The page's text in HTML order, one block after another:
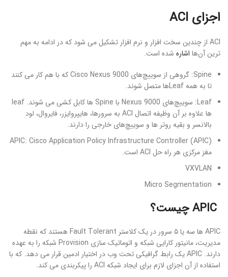
اجزای ACI
ACI از چندین سخت افزار و نرم افزار تشکیل می شود که در ادامه به مهم
ترین آن‌ها اشاره شده است.
Spine: گروهی از سوییچ‌های Cisco Nexus 9000 که با هم کار می کنند
تا به همه Leaf‌ها متصل شوند.
Leaf: سوییچ‌های Nexus 9000 با Spine ها کابل کشی می شوند. leaf
ها علاوه بر آن وظیفه اتصال ACI به سرورها، هایپروایزر، فایروال، لود
بالانسر و بقیه روتر ها و سوییچ‌های خارجی را دارند.
APIC: Cisco Application Policy Infrastructure Controller (APIC)
مغز مرکزی هر راه حل ACI است.
VXVLAN
Micro Segmentation
APIC ها سه یا ۵ سرور در یک کلاستر Fault Tolerant هستند که نقطه
مدیریت، مانیتور کارایی شبکه و اتوماتیک سازی Provision شبکه را به عهده
دارند. APIC یک رابط گرافیکی تحت وب در اختیار ادمین قرار می دهد. که با
استفاده از آن اجزای لازم برای ایجاد شبکه ACI را پیکربندی می کند.